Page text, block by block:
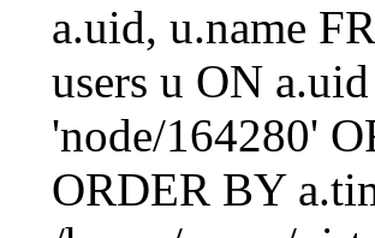
a.uid, u.name
users u ON
'node/164280'
ORDER BY